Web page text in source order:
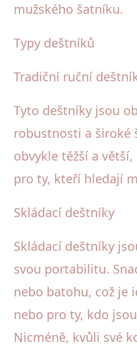
mužského šatníku.
Typy deštníků
Tradiční ruční
Tyto deštníky jsou
robustnosti a široké
obvykle těžší a
pro ty, kteří hledají
Skládací deštníky
Skládací deštníky
svou portabilitu.
nebo batohu, což je
nebo pro ty, kdo
Nicméně, kvůli své